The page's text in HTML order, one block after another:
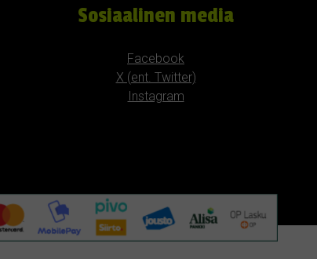
Sosiaalinen media
Facebook
X (ent. Twitter)
Instagram